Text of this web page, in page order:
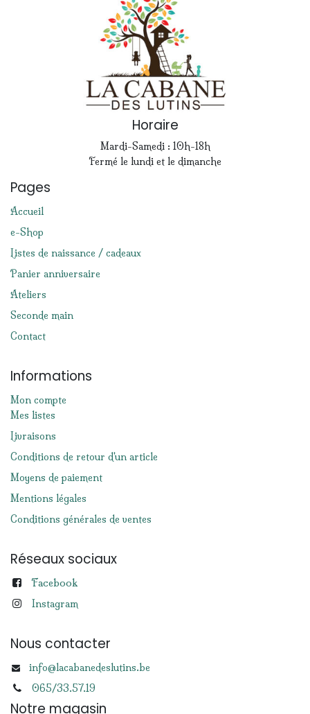
Horaire
Mardi-Samedi : 10h-18h
Fermé le lundi et le dimanche
Pages
Accueil
e-Shop
Listes de naissance / cadeaux
Panier anniversaire
Ateliers
Seconde main
Contact
Informations
Mon compte
Mes listes
Livraisons
Conditions de retour d'un article
Moyens de paiement
Mentions légales
Conditions générales de ventes
Réseaux sociaux
Facebook
Instagram
Nous contacter
info@lacabanedeslutins.be
065/33.57.19
Notre magasin